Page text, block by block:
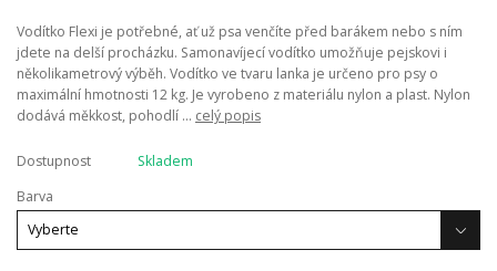
Vodítko Flexi je potřebné, ať už psa venčíte před barákem nebo s ním
jdete na delší procházku. Samonavíjecí vodítko umožňuje pejskovi i
několikametrový výběh. Vodítko ve tvaru lanka je určeno pro psy o
maximální hmotnosti 12 kg. Je vyrobeno z materiálu nylon a plast. Nylon
dodává měkkost, pohodlí ... celý popis
Dostupnost
Skladem
Barva